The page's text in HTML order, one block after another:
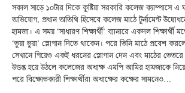
সকাল সাড়ে ১০টার দিকে কুষ্টিয়া সরকারি কলেজ ক্যাম্পাসে এ
অভিযোগ, প্রধান অতিথি হিসেবে কলেজ মাঠে টুর্নামেন্ট
হামজা। এ সময় ‘সাধারণ শিক্ষার্থী’ ব্যানারে একদল শিক্ষার্থী
‘ভুয়া ভুয়া’ স্লোগান দিতে থাকেন। পরে তিনি মাঠে প্রবেশ করলে
সেখানে গিয়েও একই ধরনের স্লোগান দেন এবং মাঠের ভেতরে
উত্তপ্ত হয়ে উঠলে কলেজের অধ্যক্ষ এমপি আমির হামজাকে নিয়ে
পরে বিক্ষোভকারী শিক্ষার্থীরা অধ্যক্ষের কক্ষের সামনেও…